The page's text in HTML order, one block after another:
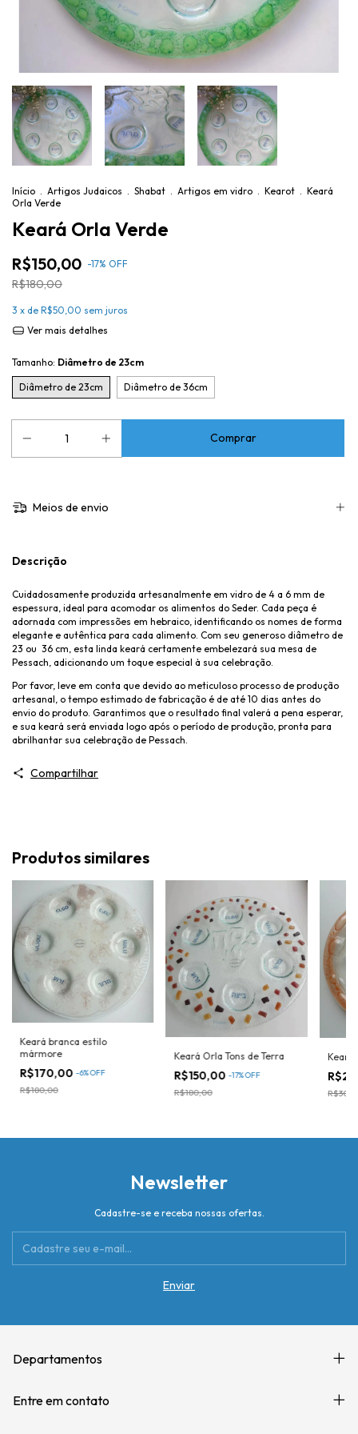
Início . Artigos Judaicos . Shabat . Artigos em vidro . Kearot . Keará
Orla Verde
Keará Orla Verde
R$150,00 -17% OFF
R$180,00
3 x de R$50,00 sem juros
Ver mais detalhes
Tamanho: Diâmetro de 23cm
Diâmetro de 23cm Diâmetro de 36cm
Meios de envio
Descrição
Cuidadosamente produzida artesanalmente em vidro de 4 a 6 mm de
espessura, ideal para acomodar os alimentos do Seder. Cada peça é
adornada com impressões em hebraico, identificando os nomes de forma
elegante e autêntica para cada alimento. Com seu generoso diâmetro de
23 ou 36 cm, esta linda keará certamente embelezará sua mesa de
Pessach, adicionando um toque especial à sua celebração.
Por favor, leve em conta que devido ao meticuloso processo de produção
artesanal, o tempo estimado de fabricação é de até 10 dias antes do
envio do produto. Garantimos que o resultado final valerá a pena esperar,
e sua keará será enviada logo após o período de produção, pronta para
abrilhantar sua celebração de Pessach.
Compartilhar
Produtos similares
Keará branca estilo
mármore
R$170,00 -6%OFF
R$180,00
Keará Orla Tons de Terra
R$150,00 -17%OFF
R$180,00
Keará
Newsletter
Cadastre-se e receba nossas ofertas.
Departamentos
Entre em contato